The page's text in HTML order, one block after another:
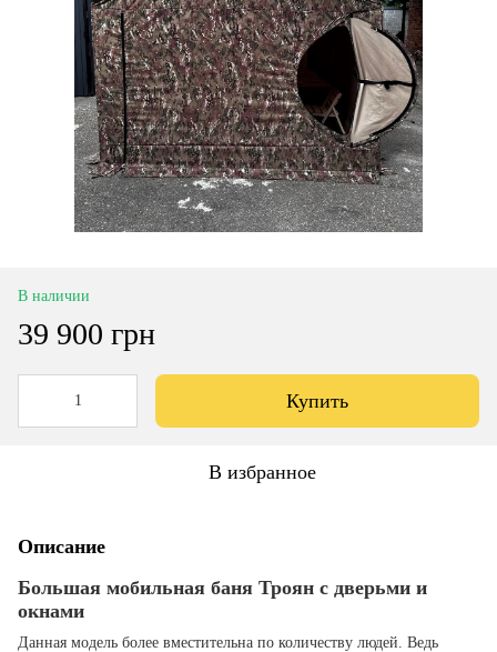
В наличии
39 900 грн
Купить
В избранное
Описание
Большая мобильная баня Троян с дверьми и
окнами
Данная модель более вместительна по количеству людей. Ведь